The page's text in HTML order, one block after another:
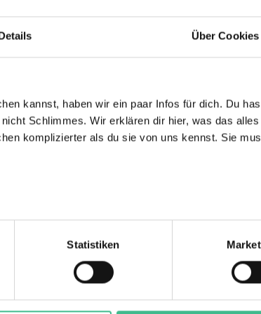
Über Cookies
kannst, haben wir ein paar Infos für dich. Du
Schlimmes. Wir erklären dir hier, was das
komplizierter als du sie von uns kennst. Sie
(„Notwendig“), um von dir bei Benutzung
die Zugriffe auf unsere Webseite zu
Website an unsere Partner für soziale Medien,
personalisieren („Marketing“). Unsere Partner
Statistiken
freuen uns auf
Flexible
Mentoring
Zuschuss für
Verkehrsmittel